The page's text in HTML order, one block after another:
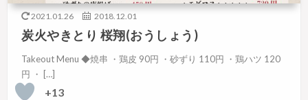
2021.01.26 2018.12.01
炭火やきとり 桜翔(おうしょう)
Takeout Menu ◆焼串 ・鶏皮 90円 ・砂ずり 110円 ・鶏ハツ 120
円 ・ […]
+13